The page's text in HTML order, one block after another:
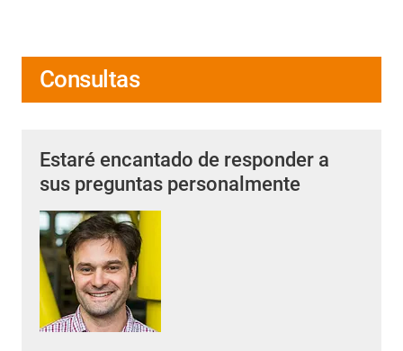
Consultas
Estaré encantado de responder a
sus preguntas personalmente